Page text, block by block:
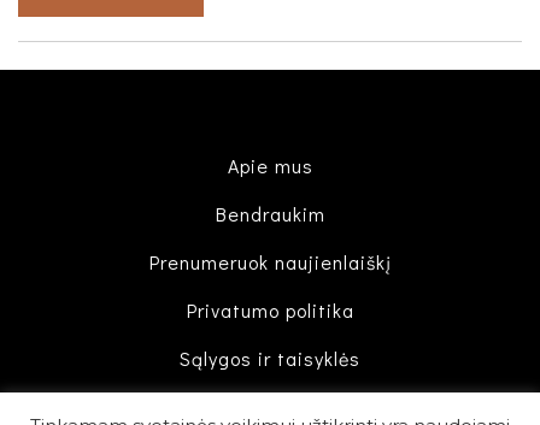
Apie mus
Bendraukim
Prenumeruok naujienlaiškį
Privatumo politika
Sąlygos ir taisyklės